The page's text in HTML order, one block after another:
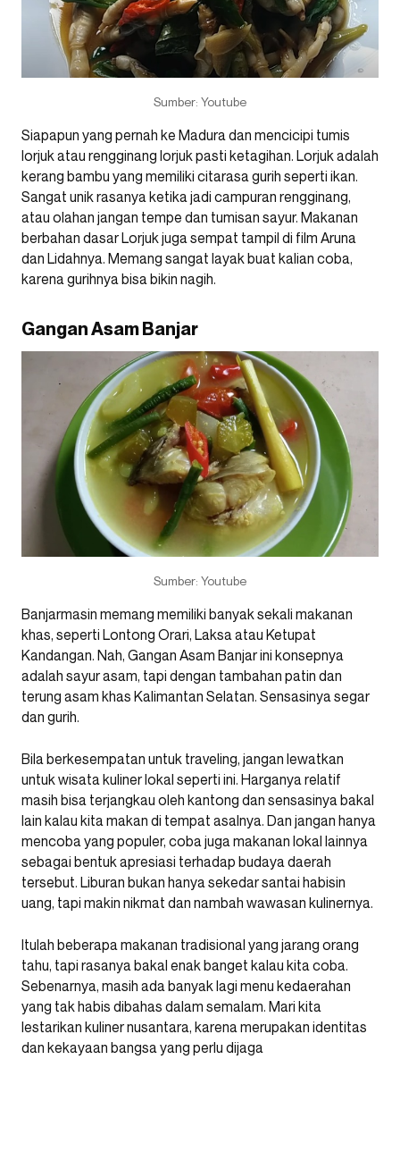
Sumber: Youtube
Siapapun yang pernah ke Madura dan mencicipi tumis
lorjuk atau rengginang lorjuk pasti ketagihan. Lorjuk adalah
kerang bambu yang memiliki citarasa gurih seperti ikan.
Sangat unik rasanya ketika jadi campuran rengginang,
atau olahan jangan tempe dan tumisan sayur. Makanan
berbahan dasar Lorjuk juga sempat tampil di film Aruna
dan Lidahnya. Memang sangat layak buat kalian coba,
karena gurihnya bisa bikin nagih.
Gangan Asam Banjar
Sumber: Youtube
Banjarmasin memang memiliki banyak sekali makanan
khas, seperti Lontong Orari, Laksa atau Ketupat
Kandangan. Nah, Gangan Asam Banjar ini konsepnya
adalah sayur asam, tapi dengan tambahan patin dan
terung asam khas Kalimantan Selatan. Sensasinya segar
dan gurih.
Bila berkesempatan untuk traveling, jangan lewatkan
untuk wisata kuliner lokal seperti ini. Harganya relatif
masih bisa terjangkau oleh kantong dan sensasinya bakal
lain kalau kita makan di tempat asalnya. Dan jangan hanya
mencoba yang populer, coba juga makanan lokal lainnya
sebagai bentuk apresiasi terhadap budaya daerah
tersebut. Liburan bukan hanya sekedar santai habisin
uang, tapi makin nikmat dan nambah wawasan kulinernya.
Itulah beberapa makanan tradisional yang jarang orang
tahu, tapi rasanya bakal enak banget kalau kita coba.
Sebenarnya, masih ada banyak lagi menu kedaerahan
yang tak habis dibahas dalam semalam. Mari kita
lestarikan kuliner nusantara, karena merupakan identitas
dan kekayaan bangsa yang perlu dijaga